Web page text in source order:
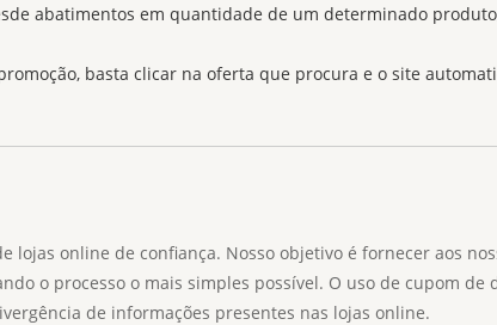
abatimentos em quantidade de um determinado
basta clicar na oferta que procura e o site
lojas online de confiança. Nosso objetivo é fornecer aos
o processo o mais simples possível. O uso de cupom de
de informações presentes nas lojas online.